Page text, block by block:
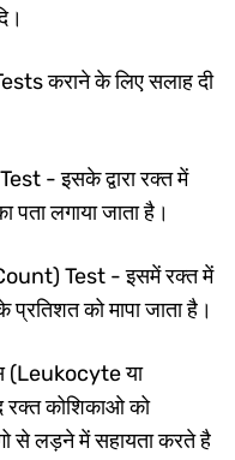
कराने के लिए सलाह दी
- इसके द्वारा रक्त में
लगाया जाता है।
Test - इसमें रक्त में
को मापा जाता है।
(Leukocyte या
कोशिकाओ को
से लड़ने में सहायता करते है